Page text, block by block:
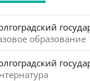
образование